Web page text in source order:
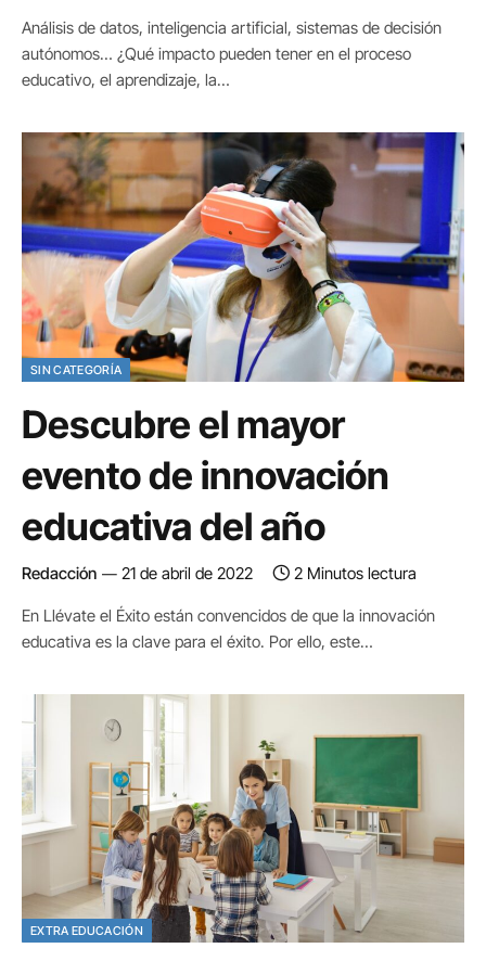
Análisis de datos, inteligencia artificial, sistemas de decisión
autónomos… ¿Qué impacto pueden tener en el proceso
educativo, el aprendizaje, la…
SIN CATEGORÍA
Descubre el mayor
evento de innovación
educativa del año
Redacción 21 de abril de 2022 2 Minutos lectura
En Llévate el Éxito están convencidos de que la innovación
educativa es la clave para el éxito. Por ello, este…
EXTRA EDUCACIÓN